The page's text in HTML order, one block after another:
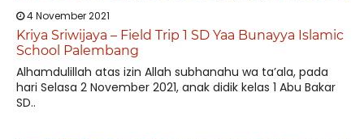
4 November 2021
Kriya Sriwijaya – Field Trip 1 SD Yaa Bunayya Islamic
School Palembang
Alhamdulillah atas izin Allah subhanahu wa ta’ala, pada
hari Selasa 2 November 2021, anak didik kelas 1 Abu Bakar
SD..